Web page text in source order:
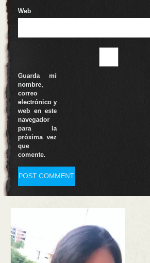
Web
Guarda mi
nombre,
correo
electrónico y
web en este
navegador
para la
próxima vez
que
comente.